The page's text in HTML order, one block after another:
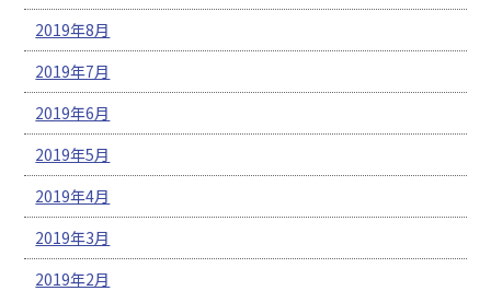
2019年8月
2019年7月
2019年6月
2019年5月
2019年4月
2019年3月
2019年2月